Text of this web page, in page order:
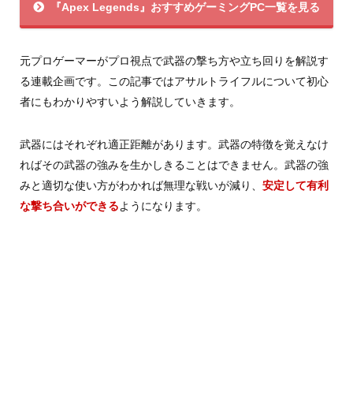
『Apex Legends』おすすめゲーミングPC一覧を見る
元プロゲーマーがプロ視点で武器の撃ち方や立ち回りを解説す
る連載企画です。この記事ではアサルトライフルについて初心
者にもわかりやすいよう解説していきます。
武器にはそれぞれ適正距離があります。武器の特徴を覚えなけ
ればその武器の強みを生かしきることはできません。武器の強
みと適切な使い方がわかれば無理な戦いが減り、 安定して有利
な撃ち合いができるようになります。